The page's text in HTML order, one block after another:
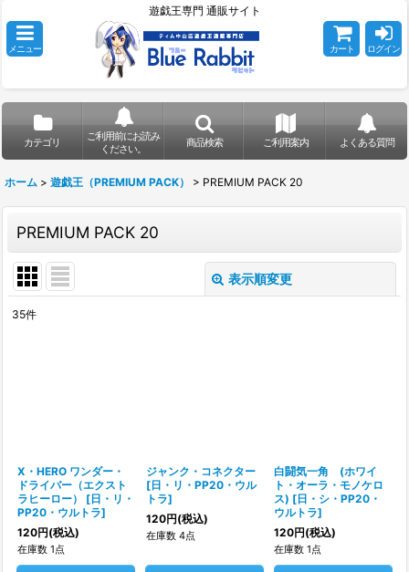
遊戯王専門 通販サイト
メニュー カート ログイン
カテゴリ
ご利用前にお読み
ください。
商品検索 ご利用案内 よくある質問
ホーム > 遊戯王（PREMIUM PACK） > PREMIUM PACK 20
PREMIUM PACK 20
表示順変更
絞り込む
35件
X・HERO ワンダー・
ドライバー（エクスト
ラヒーロー）
[日・リ・
PP20・ウルトラ]
120円(税込)
在庫数 1点
ジャンク・コネクター
[日・リ・PP20・ウル
トラ]
120円(税込)
在庫数 4点
白闘気一角 (ホワイ
ト・オーラ・モノケロ
ス) [日・シ・PP20・
ウルトラ]
120円(税込)
在庫数 1点